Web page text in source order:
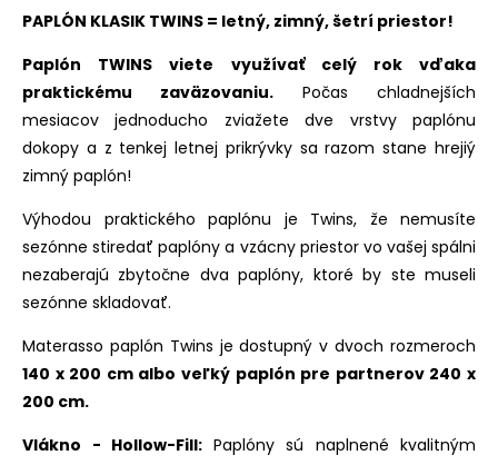
PAPLÓN KLASIK TWINS = letný, zimný, šetrí priestor!
Paplón TWINS viete využívať celý rok vďaka
praktickému zaväzovaniu. Počas chladnejších
mesiacov jednoducho zviažete dve vrstvy paplónu
dokopy a z tenkej letnej prikrývky sa razom stane hrejiý
zimný paplón!
Výhodou praktického paplónu je Twins, že nemusíte
sezónne stiredať paplóny a vzácny priestor vo vašej spálni
nezaberajú zbytočne dva paplóny, ktoré by ste museli
sezónne skladovať.
Materasso paplón Twins je dostupný v dvoch rozmeroch
140 x 200 cm albo veľký paplón pre partnerov 240 x
200 cm.
Vlákno - Hollow-Fill: Paplóny sú naplnené kvalitným